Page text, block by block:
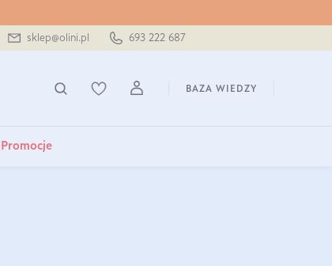
sklep@olini.pl 693 222 687
BAZA WIEDZY
Promocje